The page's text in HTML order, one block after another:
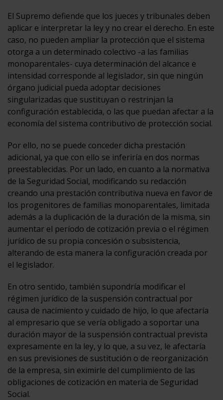
El Supremo defiende que los jueces y tribunales deben
aplicar e interpretar la ley y no crear el derecho. En este
caso, no pueden ampliar la protección que el sistema
otorga a un determinado colectivo -a las familias
monoparentales- cuya determinación del alcance e
intensidad corresponde al legislador, sin que ningún
órgano judicial pueda adoptar decisiones
singularizadas que sustituyan o restrinjan la
configuración establecida, o las que puedan afectar a la
economía del sistema contributivo de protección social.
Por ello, no se puede conceder dicha prestación
adicional, ya que con ello se inferiría en dos normas
preestablecidas. Por un lado, en cuanto a la normativa
de la Seguridad Social, modificando su redacción
creando una prestación contributiva nueva en favor de
los progenitores de familias monoparentales, limitada
además a la duplicación de la duración de la misma, sin
aumentar el período de cotización previa o el régimen
jurídico de su propia concesión o subsistencia,
alterando de esta manera la configuración creada por
el legislador.
En otro sentido, también supondría modificar el
régimen jurídico de la suspensión contractual por
causa de nacimiento y cuidado de hijo, lo que afectaría
al empresario que se vería obligado a soportar una
duración mayor de la suspensión contractual prevista
expresamente en la ley, y lo que, a su vez, le afectaría
en sus previsiones de sustitución o de reorganización
de la empresa, sin eximirle del cumplimiento de las
obligaciones de cotización en materia de Seguridad
Social.